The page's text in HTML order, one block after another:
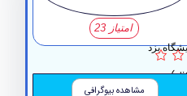
مشاهده بیوگرافی